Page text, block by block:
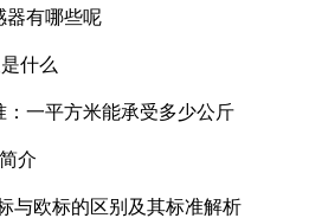
器有哪些呢
什么
：一平方米能承受多少公斤
介
与欧标的区别及其标准解析